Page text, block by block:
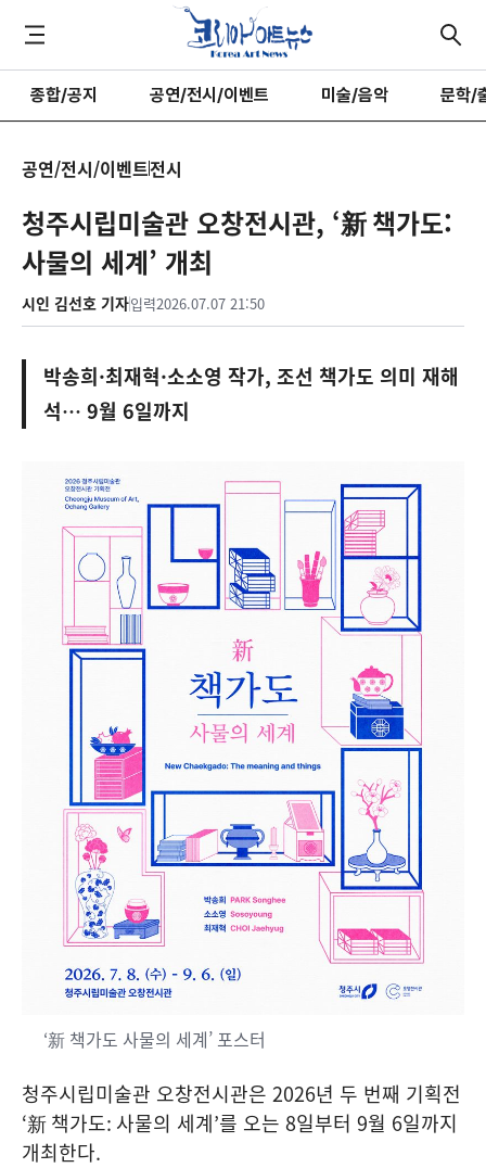
종합/공지 공연/전시/이벤트 미술/음악 문학/
공연/전시/이벤트전시
청주시립미술관 오창전시관, ‘新 책가도:
사물의 세계’ 개최
시인 김선호 기자입력2026.07.07 21:50
박송희·최재혁·소소영 작가, 조선 책가도 의미 재해
석… 9월 6일까지
‘新 책가도 사물의 세계’ 포스터
청주시립미술관 오창전시관은 2026년 두 번째 기획전
‘新 책가도: 사물의 세계’를 오는 8일부터 9월 6일까지
개최한다.